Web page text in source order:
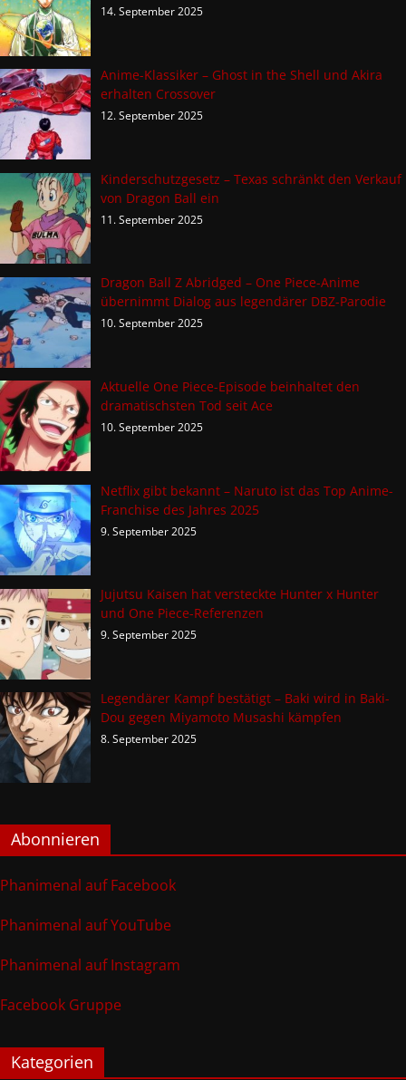
14. September 2025
Anime-Klassiker – Ghost in the Shell und Akira
erhalten Crossover
12. September 2025
Kinderschutzgesetz – Texas schränkt den Verkauf
von Dragon Ball ein
11. September 2025
Dragon Ball Z Abridged – One Piece-Anime
übernimmt Dialog aus legendärer DBZ-Parodie
10. September 2025
Aktuelle One Piece-Episode beinhaltet den
dramatischsten Tod seit Ace
10. September 2025
Netflix gibt bekannt – Naruto ist das Top Anime-
Franchise des Jahres 2025
9. September 2025
Jujutsu Kaisen hat versteckte Hunter x Hunter
und One Piece-Referenzen
9. September 2025
Legendärer Kampf bestätigt – Baki wird in Baki-
Dou gegen Miyamoto Musashi kämpfen
8. September 2025
Abonnieren
Phanimenal auf Facebook
Phanimenal auf YouTube
Phanimenal auf Instagram
Facebook Gruppe
Kategorien